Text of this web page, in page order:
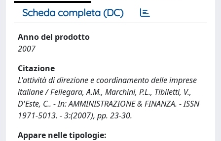
Scheda completa (DC)
Anno del prodotto
2007
Citazione
L'attività di direzione e coordinamento delle imprese
italiane / Fellegara, A.M., Marchini, P.L., Tibiletti, V.,
D'Este, C.. - In: AMMINISTRAZIONE & FINANZA. - ISSN
1971-5013. - 3:(2007), pp. 23-30.
Appare nelle tipologie: